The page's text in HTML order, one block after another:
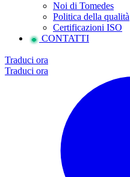
Noi di Tomedes
Politica della qualità
Certificazioni ISO
CONTATTI
Traduci ora
Traduci ora